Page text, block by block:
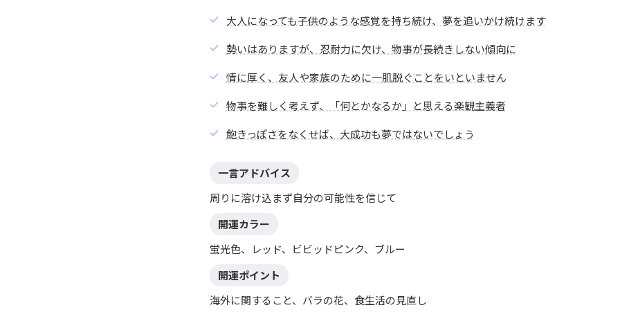
大人になっても子供のような感覚を持ち続け、夢を追いかけ続けます
勢いはありますが、忍耐力に欠け、物事が長続きしない傾向に
情に厚く、友人や家族のために一肌脱ぐことをいといません
物事を難しく考えず、「何とかなるか」と思える楽観主義者
飽きっぽさをなくせば、大成功も夢ではないでしょう
一言アドバイス
周りに溶け込まず自分の可能性を信じて
開運カラー
蛍光色、レッド、ビビッドピンク、ブルー
開運ポイント
海外に関すること、バラの花、食生活の見直し